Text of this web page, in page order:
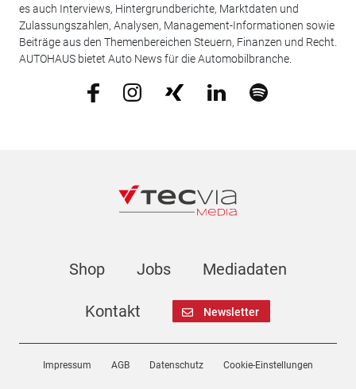
es auch Interviews, Hintergrundberichte, Marktdaten und
Zulassungszahlen, Analysen, Management-Informationen sowie
Beiträge aus den Themenbereichen Steuern, Finanzen und Recht.
AUTOHAUS bietet Auto News für die Automobilbranche.
Shop Jobs Mediadaten
Kontakt Newsletter
Impressum AGB Datenschutz Cookie-Einstellungen